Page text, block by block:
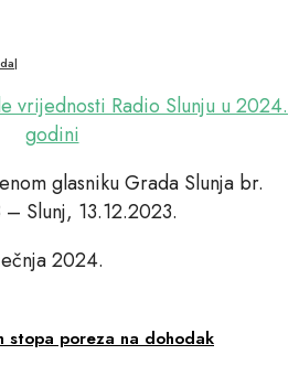
|
vrijednosti Radio Slunju u 2024.
godini
glasniku Grada Slunja br.
Slunj, 13.12.2023.
2024.
stopa poreza na dohodak